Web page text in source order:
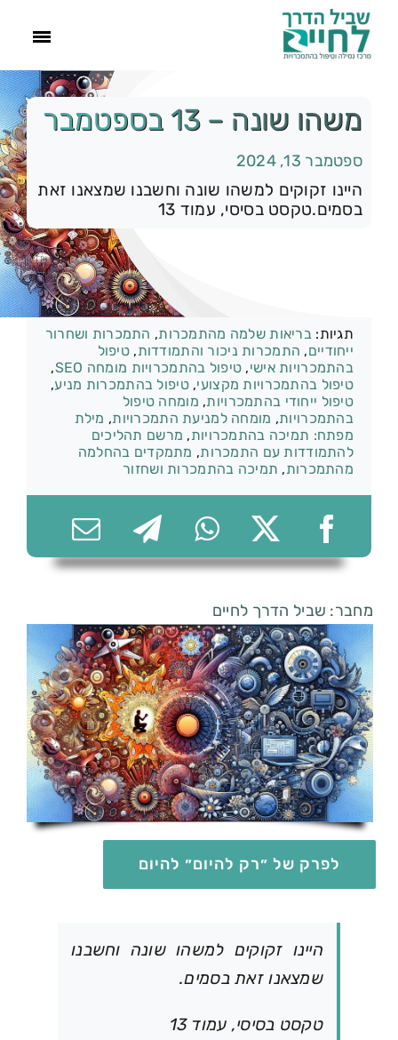
הסיפור שלנו
התמכרויות
צור קשר
משהו שונה – 13 בספטמבר
ספטמבר 13, 2024
היינו זקוקים למשהו שונה וחשבנו שמצאנו זאת
בסמים.טקסט בסיסי, עמוד 13
תגיות: בריאות שלמה מהתמכרות, התמכרות ושחרור
ייחודיים, התמכרות ניכור והתמודדות, טיפול
בהתמכרויות אישי, טיפול בהתמכרויות מומחה SEO
,
טיפול בהתמכרויות מקצועי,טיפול בהתמכרות מניע,
טיפול ייחודי בהתמכרויות, מומחה טיפול
בהתמכרויות, מומחה למניעת התמכרויות, מילת
מפתח: תמיכה בהתמכרויות, מרשם תהליכים
להתמודדות עם התמכרות, מתמקדים בהחלמה
מהתמכרות, תמיכה בהתמכרות ושחזור
מחבר: שביל הדרך לחיים
לפרק של ״רק להיום״ להיום
היינו זקוקים למשהו שונה וחשבנו
שמצאנו זאת בסמים.
טקסט בסיסי, עמוד 13